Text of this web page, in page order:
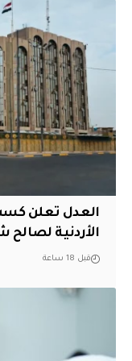
العدل تعلن
الأردنية لصالح
قبل 18 ساعة